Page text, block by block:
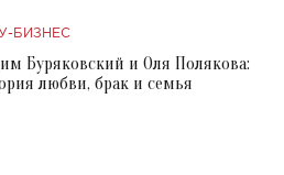
БИЗНЕС
Буряковский и Оля Полякова:
любви, брак и семья